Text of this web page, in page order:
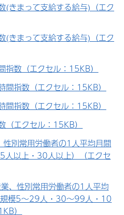
(きまって支給する給与)（エク
(きまって支給する給与)（エク
指数（エクセル：15KB）
間指数（エクセル：15KB）
間指数（エクセル：15KB）
（エクセル：15KB）
性別常用労働者の1人平均月間
人以上・30人以上）（エクセ
、性別常用労働者の1人平均
規模5～29人・30～99人・10
）